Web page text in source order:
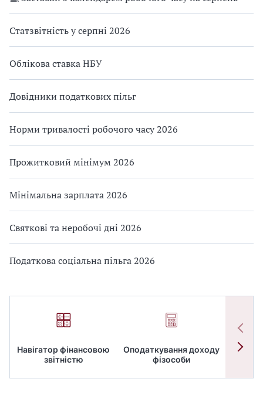
Статзвітність у серпні 2026
Облікова ставка НБУ
Довідники податкових пільг
Норми тривалості робочого часу 2026
Прожитковий мінімум 2026
Мінімальна зарплата 2026
Святкові та неробочі дні 2026
Податкова соціальна пільга 2026
Навігатор фінансовою
звітністю
Оподаткування доходу
фізособи